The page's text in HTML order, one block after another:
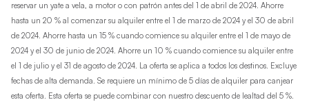
reservar un yate a vela, a motor o con patrón antes del 1 de abril de 2024. Ahorre
hasta un 20 % al comenzar su alquiler entre el 1 de marzo de 2024 y el 30 de abril
de 2024. Ahorre hasta un 15 % cuando comience su alquiler entre el 1 de mayo de
2024 y el 30 de junio de 2024. Ahorre un 10 % cuando comience su alquiler entre
el 1 de julio y el 31 de agosto de 2024. La oferta se aplica a todos los destinos. Excluye
fechas de alta demanda. Se requiere un mínimo de 5 días de alquiler para canjear
esta oferta. Esta oferta se puede combinar con nuestro descuento de lealtad del 5 %.